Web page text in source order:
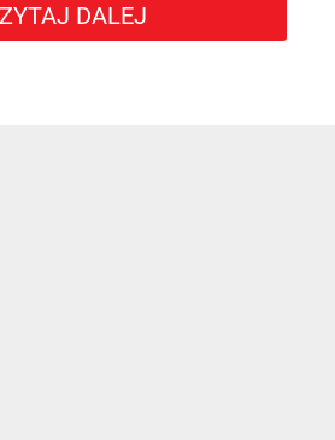
DALEJ